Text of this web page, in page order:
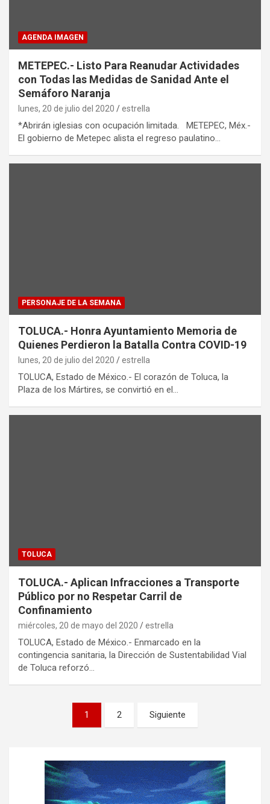
AGENDA IMAGEN
METEPEC.- Listo Para Reanudar Actividades
con Todas las Medidas de Sanidad Ante el
Semáforo Naranja
lunes, 20 de julio del 2020 estrella
*Abrirán iglesias con ocupación limitada. METEPEC, Méx.-
El gobierno de Metepec alista el regreso paulatino…
PERSONAJE DE LA SEMANA
TOLUCA.- Honra Ayuntamiento Memoria de
Quienes Perdieron la Batalla Contra COVID-19
lunes, 20 de julio del 2020 estrella
TOLUCA, Estado de México.- El corazón de Toluca, la
Plaza de los Mártires, se convirtió en el…
TOLUCA
TOLUCA.- Aplican Infracciones a Transporte
Público por no Respetar Carril de
Confinamiento
miércoles, 20 de mayo del 2020 estrella
TOLUCA, Estado de México.- Enmarcado en la
contingencia sanitaria, la Dirección de Sustentabilidad Vial
de Toluca reforzó…
1 2 Siguiente